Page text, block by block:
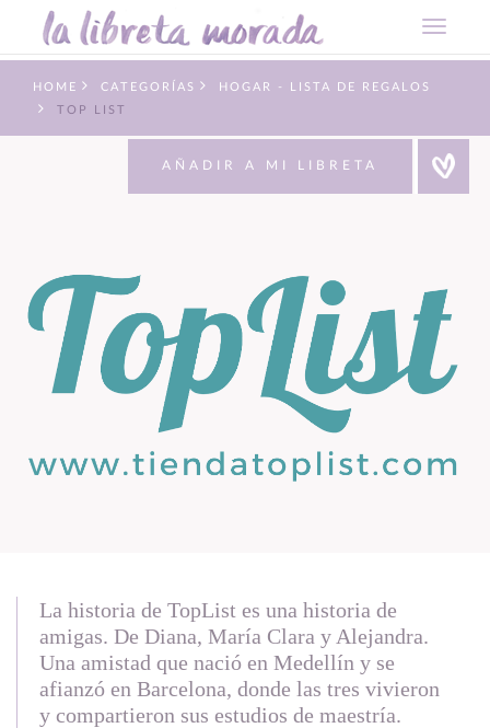
HOME CATEGORÍAS
HOGAR - LISTA DE REGALOS
TOP LIST
AÑADIR A MI LIBRETA
La historia de TopList es una historia de
amigas. De Diana, María Clara y Alejandra.
Una amistad que nació en Medellín y se
afianzó en Barcelona, donde las tres vivieron
y compartieron sus estudios de maestría.